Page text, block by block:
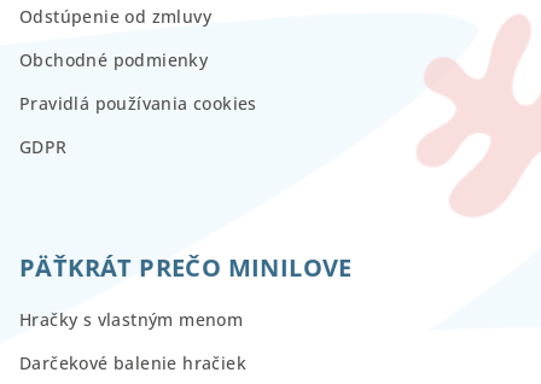
Odstúpenie od zmluvy
Obchodné podmienky
Pravidlá používania cookies
GDPR
PÄŤKRÁT PREČO MINILOVE
Hračky s vlastným menom
Darčekové balenie hračiek